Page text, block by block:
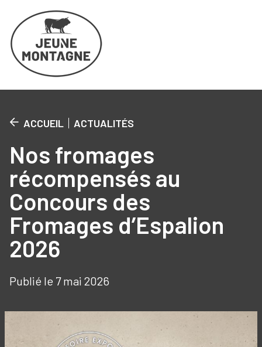
ACCUEIL ACTUALITÉS
Nos fromages
récompensés au
Concours des
Fromages d’Espalion
2026
Publié le 7 mai 2026
Cookies management panel